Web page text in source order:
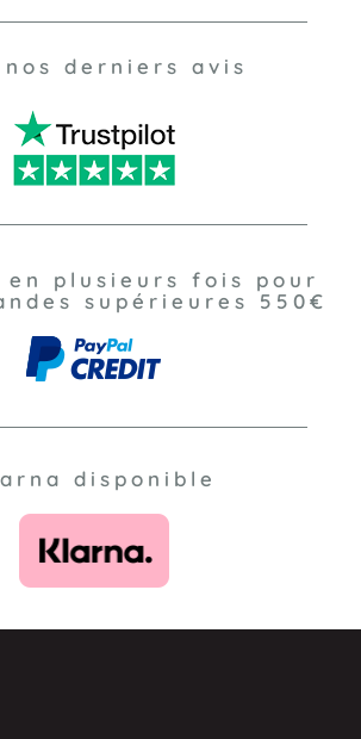
derniers avis
en plusieurs fois pour
supérieures 550€
disponible